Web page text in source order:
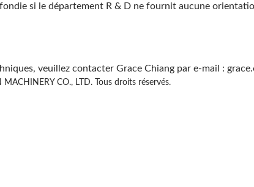
si le département R & D ne fournit aucune
veuillez contacter Grace Chiang par e-mail :
CO., LTD. Tous droits réservés.